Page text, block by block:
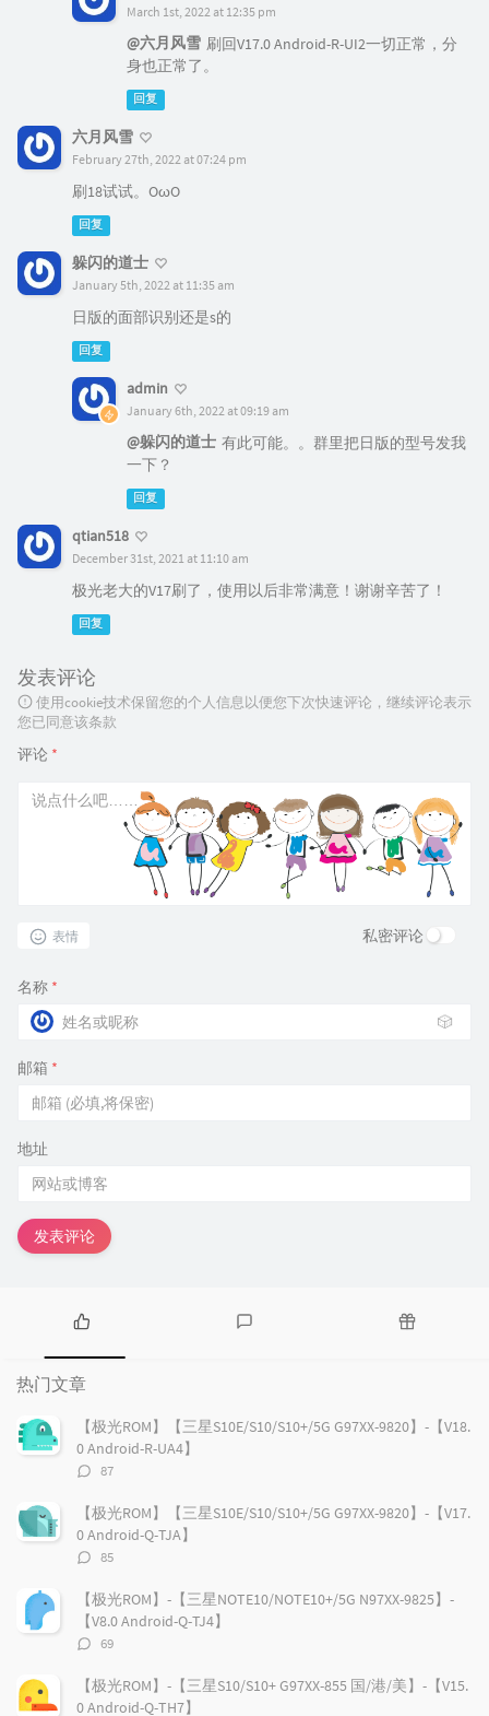
March 1st, 2022 at 12:35 pm
@六月风雪 刷回V17.0 Android-R-UI2一切正常，分
身也正常了。
回复
六月风雪
February 27th, 2022 at 07:24 pm
刷18试试。OωO
回复
躲闪的道士
January 5th, 2022 at 11:35 am
日版的面部识别还是s的
回复
admin
January 6th, 2022 at 09:19 am
@躲闪的道士 有此可能。。群里把日版的型号发我
一下？
回复
qtian518
December 31st, 2021 at 11:10 am
极光老大的V17刷了，使用以后非常满意！谢谢辛苦了！
回复
发表评论
使用cookie技术保留您的个人信息以便您下次快速评论，继续评论表示
您已同意该条款
评论 *
表情 私密评论
名称 *
🎲
邮箱 *
地址
发表评论
门
文
章
论
章
热门文章
【极光ROM】【三星S10E/S10/S10+/5G G97XX-9820】-【V18.
0 Android-R-UA4】
评
数：
87
【极光ROM】【三星S10E/S10/S10+/5G G97XX-9820】-【V17.
0 Android-Q-TJA】
评
数：
85
【极光ROM】-【三星NOTE10/NOTE10+/5G N97XX-9825】-
【V8.0 Android-Q-TJ4】
评
数：
69
【极光ROM】-【三星S10/S10+ G97XX-855 国/港/美】-【V15.
0 Android-Q-TH7】